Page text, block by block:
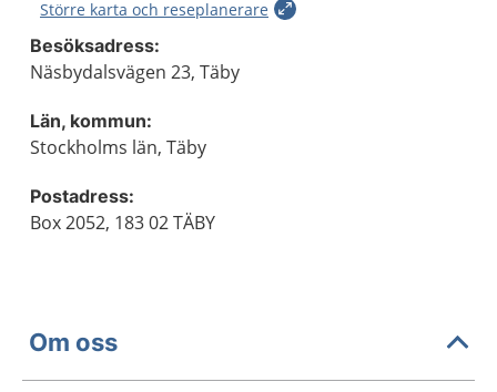
Större karta och reseplanerare
Besöksadress:
Näsbydalsvägen 23, Täby
Län, kommun:
Stockholms län, Täby
Postadress:
Box 2052, 183 02 TÄBY
Om oss